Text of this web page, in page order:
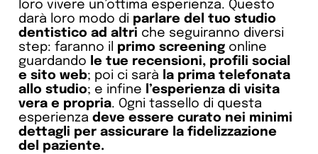
loro vivere un’ottima esperienza. Questo
darà loro modo di parlare del tuo studio
dentistico ad altri che seguiranno diversi
step: faranno il primo screening online
guardando
le tue recensioni, profili social
e sito web; poi ci sarà
la prima telefonata
allo studio; e infine
l’esperienza di visita
vera e propria. Ogni tassello di questa
esperienza deve essere curato nei minimi
dettagli per assicurare la fidelizzazione
del paziente.